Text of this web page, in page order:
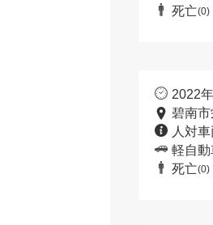
死亡(0)
2022
碧南
人対
軽自動
死亡(0)